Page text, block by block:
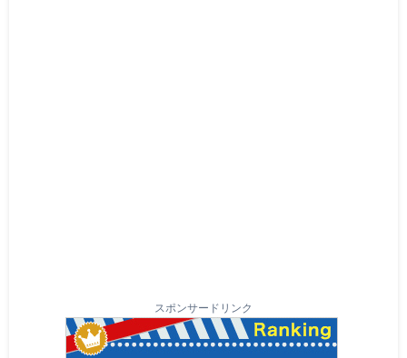
スポンサードリンク